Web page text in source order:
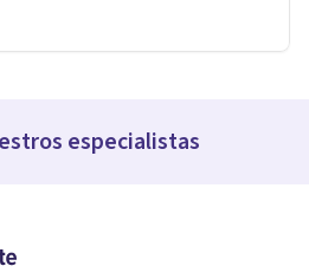
especialistas